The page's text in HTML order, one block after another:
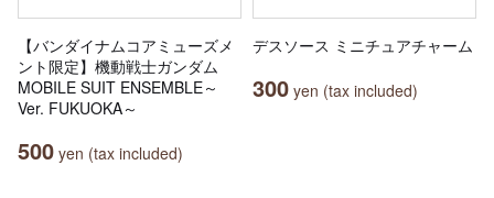
【バンダイナムコアミューズメ
ント限定】機動戦士ガンダム
MOBILE SUIT ENSEMBLE～
Ver. FUKUOKA～
500 yen (tax included)
デスソース ミニチュアチャーム
300 yen (tax included)